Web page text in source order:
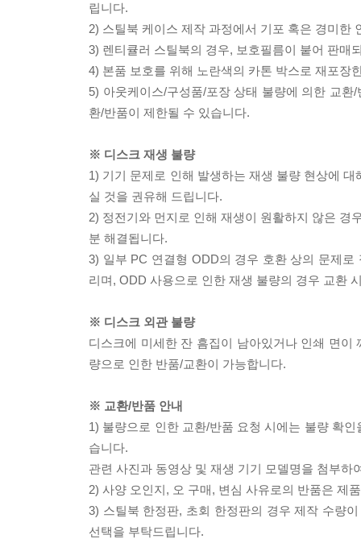
립니다.
2) 스틸북 케이스 제작 과정에서 기포 혹은 경미한
3) 렌티큘러 스틸북의 경우, 보호필름이 붙어 판매
4) 본품 보호를 위해 노란색의 카톤 박스로 재포장
5) 아웃케이스/구성품/포장 상태 불량에 의한 교
환/반품이 제한될 수 있습니다.
※ 디스크 재생 불량
1) 기기 문제로 인해 발생하는 재생 불량 현상에
실 것을 권유해 드립니다.
2) 정전기와 먼지로 인해 재생이 원활하지 않은 경
분 해결됩니다.
3) 일부 PC 연결형 ODD의 경우 호환 상의 문제
리며, ODD 사용으로 인한 재생 불량의 경우 교환
※ 디스크 외관 불량
디스크에 미세한 잔 흠집이 남아있거나 인쇄 면
량으로 인한 반품/교환이 가능합니다.
※ 교환/반품 안내
1) 불량으로 인한 교환/반품 요청 시에는 불량 확
습니다.
관련 사진과 동영상 및 재생 기기 모델명을 첨부하
2) 사양 오인지, 오 구매, 변심 사유로의 반품은 제
3) 스틸북 한정판, 초회 한정판의 경우 제작 수량
선택을 부탁드립니다.